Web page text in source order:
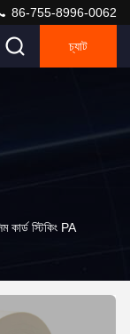
86-755-8996-0062
চ্যাট
কার্ড স্টিকিং PA